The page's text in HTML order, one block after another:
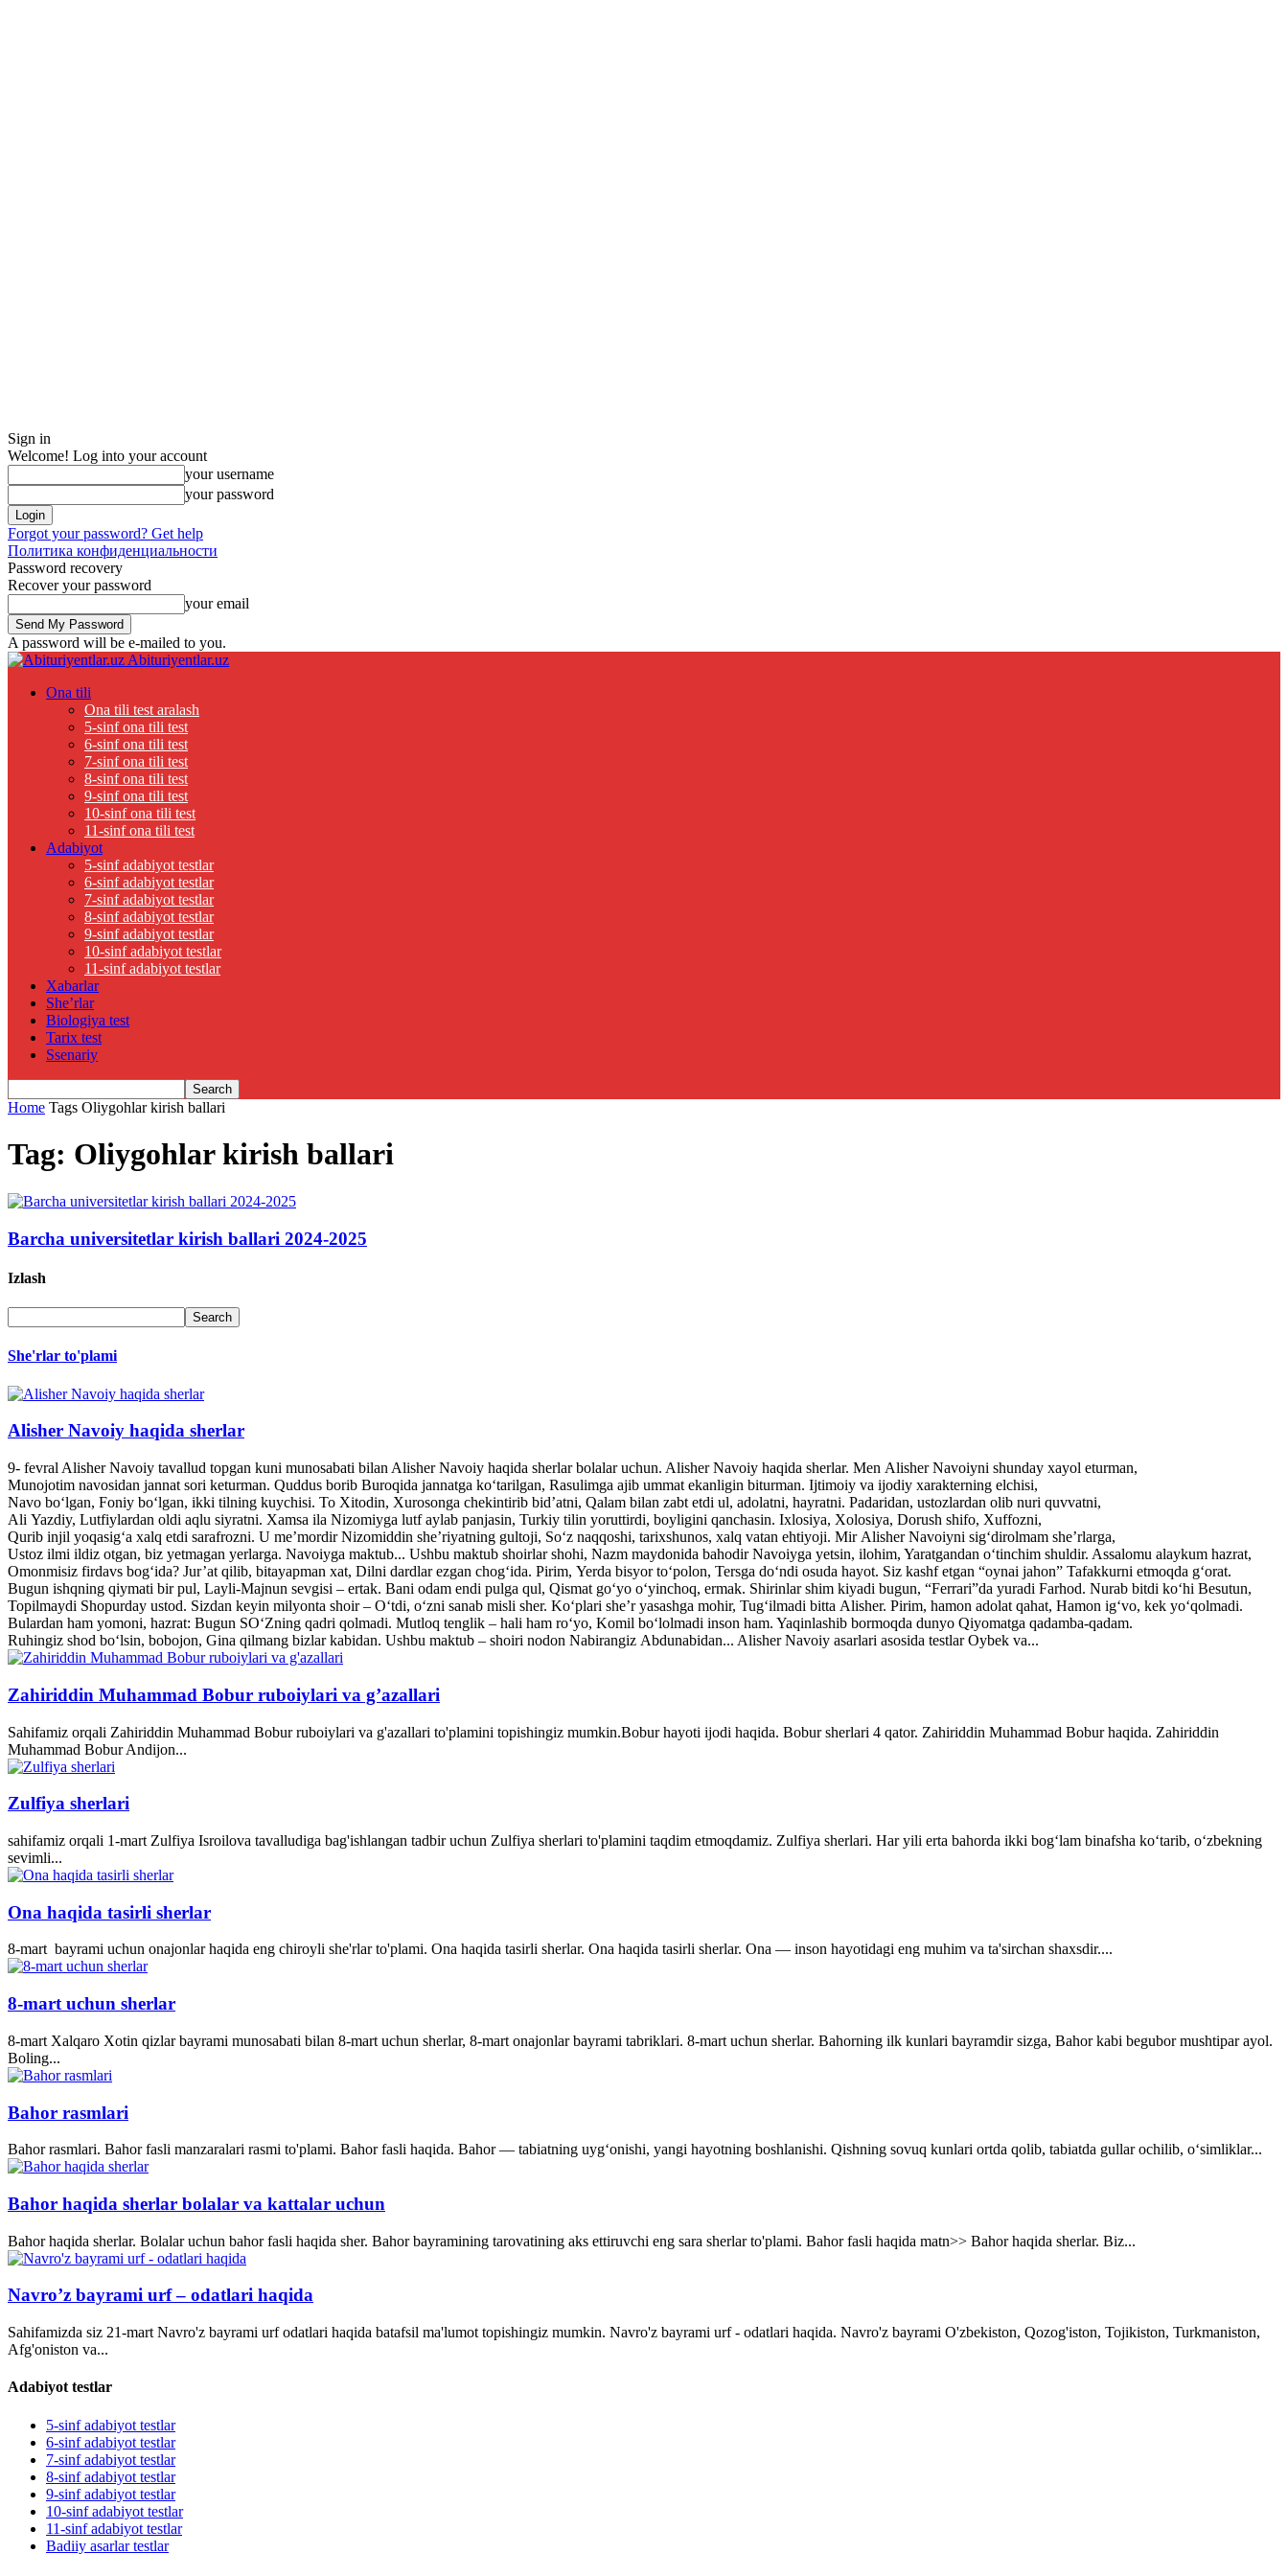
Sign in
Welcome! Log into your account
your username
your password
Forgot your password? Get help
Политика конфиденциальности
Password recovery
Recover your password
your email
A password will be e-mailed to you.
Abituriyentlar.uz
Ona tili
Ona tili test aralash
5-sinf ona tili test
6-sinf ona tili test
7-sinf ona tili test
8-sinf ona tili test
9-sinf ona tili test
10-sinf ona tili test
11-sinf ona tili test
Adabiyot
5-sinf adabiyot testlar
6-sinf adabiyot testlar
7-sinf adabiyot testlar
8-sinf adabiyot testlar
9-sinf adabiyot testlar
10-sinf adabiyot testlar
11-sinf adabiyot testlar
Xabarlar
She’rlar
Biologiya test
Tarix test
Ssenariy
Home Tags Oliygohlar kirish ballari
Tag: Oliygohlar kirish ballari
Barcha universitetlar kirish ballari 2024-2025
Izlash
She'rlar to'plami
Alisher Navoiy haqida sherlar
9- fevral Alisher Navoiy tavallud topgan kuni munosabati bilan Alisher Navoiy haqida sherlar bolalar uchun. Alisher Navoiy haqida sherlar. Men Alisher Navoiyni shunday xayol eturman,
Munojotim navosidan jannat sori keturman. Quddus borib Buroqida jannatga ko‘tarilgan, Rasulimga ajib ummat ekanligin biturman. Ijtimoiy va ijodiy xarakterning elchisi,
Navo bo‘lgan, Foniy bo‘lgan, ikki tilning kuychisi. To Xitodin, Xurosonga chekintirib bid’atni, Qalam bilan zabt etdi ul, adolatni, hayratni. Padaridan, ustozlardan olib nuri quvvatni,
Ali Yazdiy, Lutfiylardan oldi aqlu siyratni. Xamsa ila Nizomiyga lutf aylab panjasin, Turkiy tilin yoruttirdi, boyligini qanchasin. Ixlosiya, Xolosiya, Dorush shifo, Xuffozni,
Qurib injil yoqasig‘a xalq etdi sarafrozni. U me’mordir Nizomiddin she’riyatning gultoji, So‘z naqqoshi, tarixshunos, xalq vatan ehtiyoji. Mir Alisher Navoiyni sig‘dirolmam she’rlarga,
Ustoz ilmi ildiz otgan, biz yetmagan yerlarga. Navoiyga maktub... Ushbu maktub shoirlar shohi, Nazm maydonida bahodir Navoiyga yetsin, ilohim, Yaratgandan o‘tinchim shuldir. Assalomu alaykum hazrat,
Omonmisiz firdavs bog‘ida? Jur’at qilib, bitayapman xat, Dilni dardlar ezgan chog‘ida. Pirim, Yerda bisyor to‘polon, Tersga do‘ndi osuda hayot. Siz kashf etgan “oynai jahon” Tafakkurni etmoqda g‘orat.
Bugun ishqning qiymati bir pul, Layli-Majnun sevgisi – ertak. Bani odam endi pulga qul, Qismat go‘yo o‘yinchoq, ermak. Shirinlar shim kiyadi bugun, “Ferrari”da yuradi Farhod. Nurab bitdi ko‘hi Besutun,
Topilmaydi Shopurday ustod. Sizdan keyin milyonta shoir – O‘tdi, o‘zni sanab misli sher. Ko‘plari she’r yasashga mohir, Tug‘ilmadi bitta Alisher. Pirim, hamon adolat qahat, Hamon ig‘vo, kek yo‘qolmadi.
Bulardan ham yomoni, hazrat: Bugun SO‘Zning qadri qolmadi. Mutloq tenglik – hali ham ro‘yo, Komil bo‘lolmadi inson ham. Yaqinlashib bormoqda dunyo Qiyomatga qadamba-qadam.
Ruhingiz shod bo‘lsin, bobojon, Gina qilmang bizlar kabidan. Ushbu maktub – shoiri nodon Nabirangiz Abdunabidan... Alisher Navoiy asarlari asosida testlar Oybek va...
Zahiriddin Muhammad Bobur ruboiylari va g’azallari
Sahifamiz orqali Zahiriddin Muhammad Bobur ruboiylari va g'azallari to'plamini topishingiz mumkin.Bobur hayoti ijodi haqida. Bobur sherlari 4 qator. Zahiriddin Muhammad Bobur haqida. Zahiriddin
Muhammad Bobur Andijon...
Zulfiya sherlari
sahifamiz orqali 1-mart Zulfiya Isroilova tavalludiga bag'ishlangan tadbir uchun Zulfiya sherlari to'plamini taqdim etmoqdamiz. Zulfiya sherlari. Har yili erta bahorda ikki bogʻlam binafsha koʻtarib, oʻzbekning
sevimli...
Ona haqida tasirli sherlar
8-mart bayrami uchun onajonlar haqida eng chiroyli she'rlar to'plami. Ona haqida tasirli sherlar. Ona haqida tasirli sherlar. Ona — inson hayotidagi eng muhim va ta'sirchan shaxsdir....
8-mart uchun sherlar
8-mart Xalqaro Xotin qizlar bayrami munosabati bilan 8-mart uchun sherlar, 8-mart onajonlar bayrami tabriklari. 8-mart uchun sherlar. Bahorning ilk kunlari bayramdir sizga, Bahor kabi begubor mushtipar ayol.
Boling...
Bahor rasmlari
Bahor rasmlari. Bahor fasli manzaralari rasmi to'plami. Bahor fasli haqida. Bahor — tabiatning uyg‘onishi, yangi hayotning boshlanishi. Qishning sovuq kunlari ortda qolib, tabiatda gullar ochilib, o‘simliklar...
Bahor haqida sherlar bolalar va kattalar uchun
Bahor haqida sherlar. Bolalar uchun bahor fasli haqida sher. Bahor bayramining tarovatining aks ettiruvchi eng sara sherlar to'plami. Bahor fasli haqida matn>> Bahor haqida sherlar. Biz...
Navro’z bayrami urf – odatlari haqida
Sahifamizda siz 21-mart Navro'z bayrami urf odatlari haqida batafsil ma'lumot topishingiz mumkin. Navro'z bayrami urf - odatlari haqida. Navro'z bayrami O'zbekiston, Qozog'iston, Tojikiston, Turkmaniston,
Afg'oniston va...
Adabiyot testlar
5-sinf adabiyot testlar
6-sinf adabiyot testlar
7-sinf adabiyot testlar
8-sinf adabiyot testlar
9-sinf adabiyot testlar
10-sinf adabiyot testlar
11-sinf adabiyot testlar
Badiiy asarlar testlar